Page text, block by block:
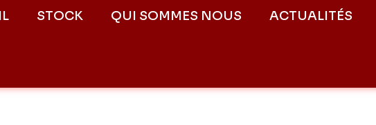
STOCK QUI SOMMES NOUS ACTUALITÉS